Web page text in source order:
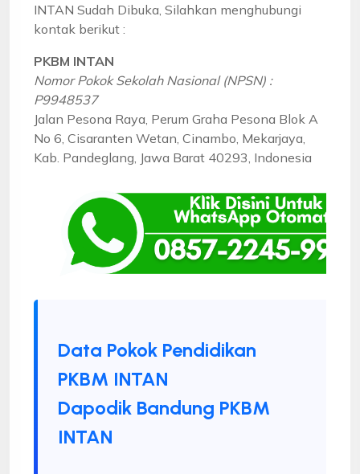
INTAN Sudah Dibuka, Silahkan menghubungi
kontak berikut :
PKBM INTAN
Nomor Pokok Sekolah Nasional (NPSN) :
P9948537
Jalan Pesona Raya, Perum Graha Pesona Blok A
No 6, Cisaranten Wetan, Cinambo, Mekarjaya,
Kab. Pandeglang, Jawa Barat 40293, Indonesia
Data Pokok Pendidikan
PKBM INTAN
Dapodik Bandung PKBM
INTAN